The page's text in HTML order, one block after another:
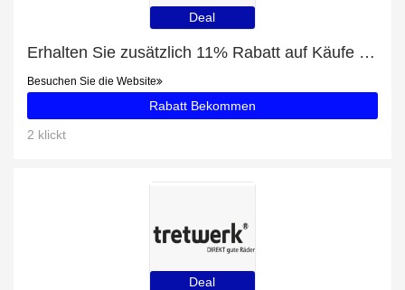
Deal
Erhalten Sie zusätzlich 11% Rabatt auf Käufe von Chrisson e-Trekkingbike E-Rounder Herren 28 zoll Mittelmotor 53 Schwarz
Besuchen Sie die Website
Rabatt Bekommen
2 klickt
Deal